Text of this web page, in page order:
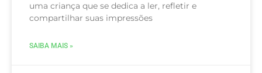
uma criança que se dedica a ler, refletir e
compartilhar suas impressões
SAIBA MAIS »